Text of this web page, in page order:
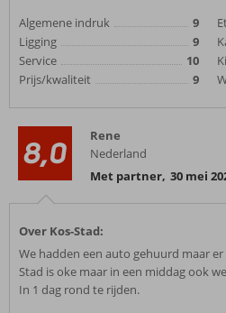
Algemene indruk
9
Ligging
9
Service
10
Prijs/kwaliteit
9
8,0
Rene
Nederland
Met partner, 30 mei
Over Kos-Stad:
We hadden een auto gehuurd maar er
Stad is oke maar in een middag ook
In 1 dag rond te rijden.